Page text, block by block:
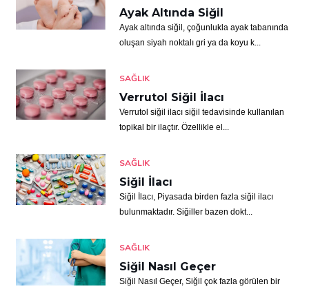
Ayak Altında Siğil
Ayak altında siğil, çoğunlukla ayak tabanında
oluşan siyah noktalı gri ya da koyu k...
SAĞLIK
Verrutol Siğil İlacı
Verrutol siğil ilacı siğil tedavisinde kullanılan
topikal bir ilaçtır. Özellikle el...
SAĞLIK
Siğil İlacı
Siğil İlacı, Piyasada birden fazla siğil ilacı
bulunmaktadır. Siğiller bazen dokt...
SAĞLIK
Siğil Nasıl Geçer
Siğil Nasıl Geçer, Siğil çok fazla görülen bir